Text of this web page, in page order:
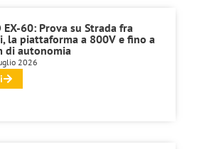
EX-60: Prova su Strada fra
la piattaforma a 800V e fino a
di autonomia
2026